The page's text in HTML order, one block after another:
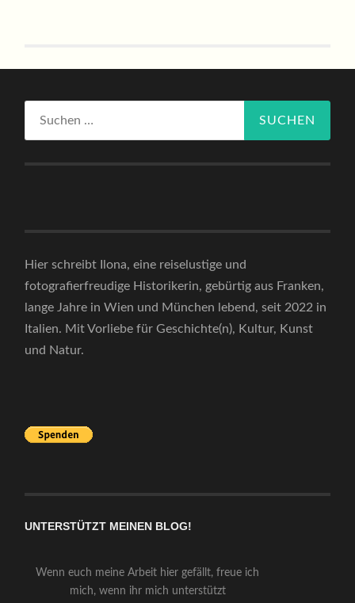
Hier schreibt Ilona, eine reiselustige und
fotografierfreudige Historikerin, gebürtig aus Franken,
lange Jahre in Wien und München lebend, seit 2022 in
Italien. Mit Vorliebe für Geschichte(n), Kultur, Kunst
und Natur.
UNTERSTÜTZT MEINEN BLOG!
Wenn euch meine Arbeit hier gefällt, freue ich
mich, wenn ihr mich unterstützt